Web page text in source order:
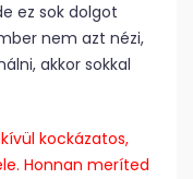
ez sok dolgot
nem azt nézi,
akkor sokkal
koc­kázatos,
Honnan meríted